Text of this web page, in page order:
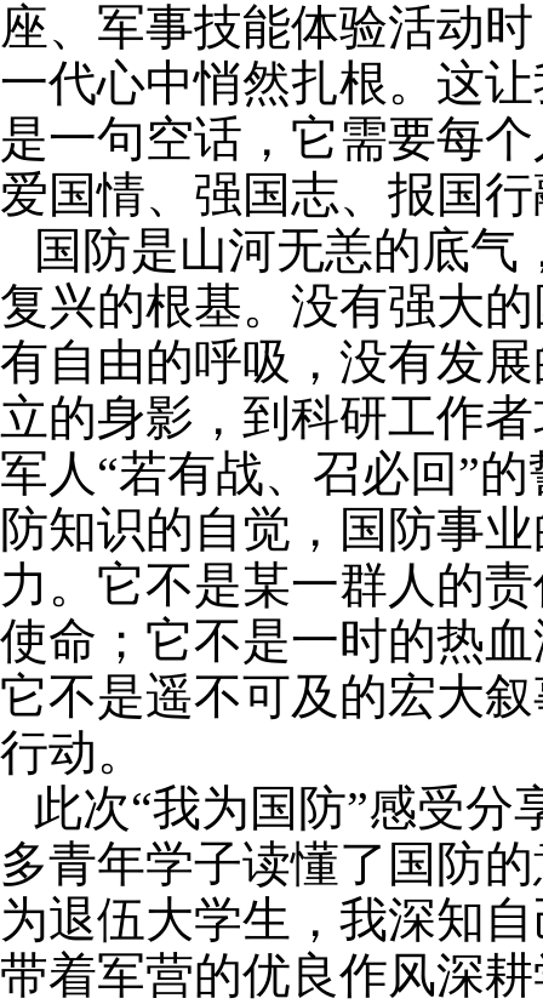
座、军事技能体验活动
一代心中悄然扎根。这
是一句空话，它需要每
爱国情、强国志、报国
国防是山河无恙的底
复兴的根基。没有强大
有自由的呼吸，没有发
立的身影，到科研工作
军人“若有战、召必回”
防知识的自觉，国防事
力。它不是某一群人的
使命；它不是一时的热
它不是遥不可及的宏大
行动。
此次“我为国防”感受
多青年学子读懂了国防
为退伍大学生，我深知
带着军营的优良作风深